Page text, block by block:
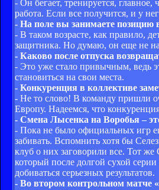
- Он бегает, тренируется,
работа. Если все получится, и у
- На поле вы занимаете позицию
- В таком возрасте, как правило,
защитника. Но думаю, он еще не
- Каково после отпуска
- Это уже стало привычным, ведь
становиться на свои места.
- Конкуренция в коллективе
- Не то слово! В команду пришли
Европу. Надеемся, что
- Смена Лысенка на Воробья –
- Пока не было официальных игр
забивать. Вспомнить хотя бы
клуб о них заговорили все. Тот
который после долгой сухой
добиваться серьезных результатов.
- Во втором контрольном матче